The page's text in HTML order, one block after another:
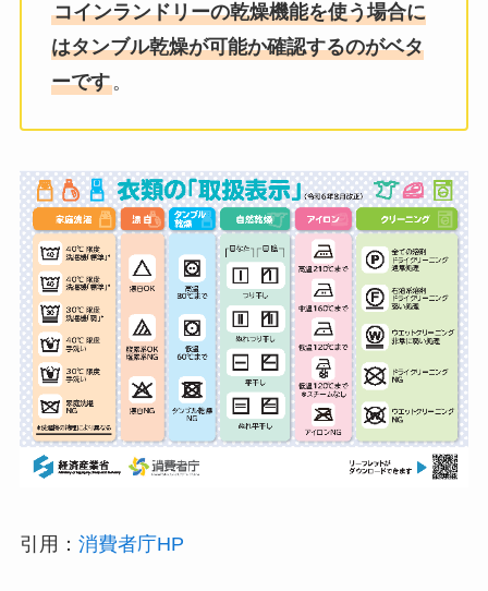
コインランドリーの乾燥機能を使う場合に
はタンブル乾燥が可能か確認するのがベタ
ーです。
引用： 消費者庁HP